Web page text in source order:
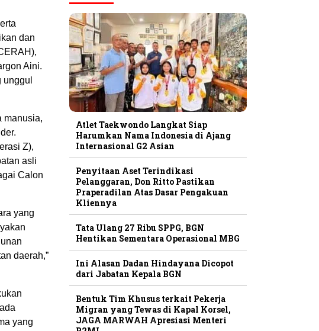
dan
Aini.
manusia,
Z),
asli
Calon
yang
daerah,”
yang
Atlet Taekwondo Langkat Siap
Harumkan Nama Indonesia di Ajang
Internasional G2 Asian
Penyitaan Aset Terindikasi
Pelanggaran, Don Ritto Pastikan
Praperadilan Atas Dasar Pengakuan
Kliennya
Tata Ulang 27 Ribu SPPG, BGN
Hentikan Sementara Operasional MBG
Ini Alasan Dadan Hindayana Dicopot
dari Jabatan Kepala BGN
Bentuk Tim Khusus terkait Pekerja
Migran yang Tewas di Kapal Korsel,
JAGA MARWAH Apresiasi Menteri